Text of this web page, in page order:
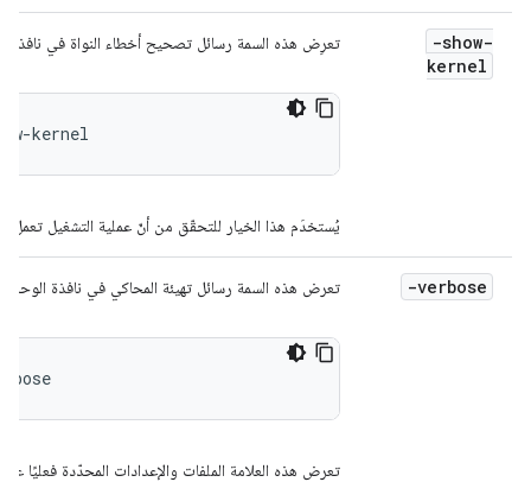
-show-
kernel
تعرِض هذه السمة رسائل تصحيح أخطاء النواة في نافذة
kernel
يُستخدَم هذا الخيار للتحقّق من أنّ عملية التشغيل تعمل
-verbose تعرض هذه السمة رسائل تهيئة المحاكي في نافذة الوحدة
تعرض هذه العلامة الملفات والإعدادات المحدّدة